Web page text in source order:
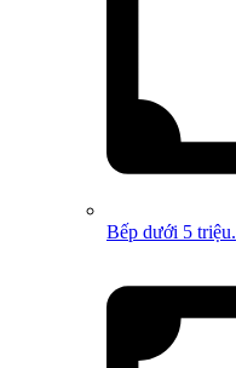
Bếp dưới 5 triệu.